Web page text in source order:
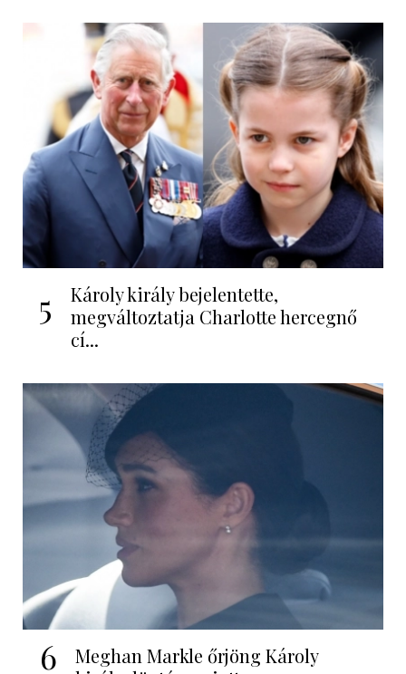
5
Károly király bejelentette,
megváltoztatja Charlotte hercegnő
cí...
6
Meghan Markle őrjöng Károly